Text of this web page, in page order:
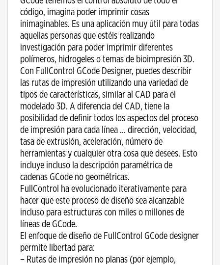
código, imagina poder imprimir cosas
inimaginables. Es una aplicación muy útil para todas
aquellas personas que estéis realizando
investigación para poder imprimir diferentes
polímeros, hidrogeles o temas de bioimpresión 3D.
Con FullControl GCode Designer, puedes describir
las rutas de impresión utilizando una variedad de
tipos de características, similar al CAD para el
modelado 3D. A diferencia del CAD, tiene la
posibilidad de definir todos los aspectos del proceso
de impresión para cada línea … dirección, velocidad,
tasa de extrusión, aceleración, número de
herramientas y cualquier otra cosa que desees. Esto
incluye incluso la descripción paramétrica de
cadenas GCode no geométricas.
FullControl ha evolucionado iterativamente para
hacer que este proceso de diseño sea alcanzable
incluso para estructuras con miles o millones de
líneas de GCode.
El enfoque de diseño de FullControl GCode designer
permite libertad para:
– Rutas de impresión no planas (por ejemplo,